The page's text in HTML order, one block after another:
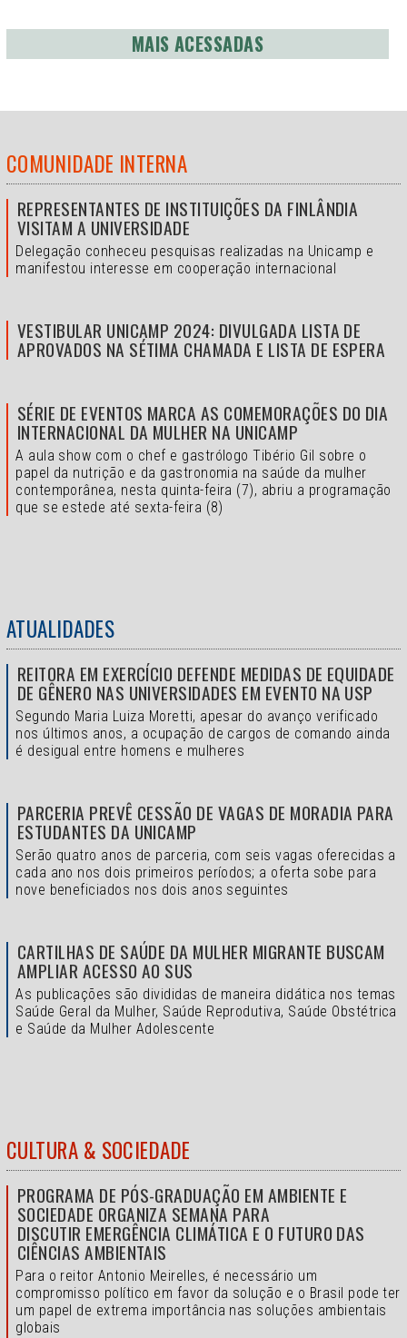
MAIS ACESSADAS
COMUNIDADE INTERNA
REPRESENTANTES DE INSTITUIÇÕES DA FINLÂNDIA
VISITAM A UNIVERSIDADE
Delegação conheceu pesquisas realizadas na Unicamp e
manifestou interesse em cooperação internacional
VESTIBULAR UNICAMP 2024: DIVULGADA LISTA DE
APROVADOS NA SÉTIMA CHAMADA E LISTA DE ESPERA
SÉRIE DE EVENTOS MARCA AS COMEMORAÇÕES DO DIA
INTERNACIONAL DA MULHER NA UNICAMP
A aula show com o chef e gastrólogo Tibério Gil sobre o
papel da nutrição e da gastronomia na saúde da mulher
contemporânea, nesta quinta-feira (7), abriu a programação
que se estede até sexta-feira (8)
ATUALIDADES
REITORA EM EXERCÍCIO DEFENDE MEDIDAS DE EQUIDADE
DE GÊNERO NAS UNIVERSIDADES EM EVENTO NA USP
Segundo Maria Luiza Moretti, apesar do avanço verificado
nos últimos anos, a ocupação de cargos de comando ainda
é desigual entre homens e mulheres
PARCERIA PREVÊ CESSÃO DE VAGAS DE MORADIA PARA
ESTUDANTES DA UNICAMP
Serão quatro anos de parceria, com seis vagas oferecidas a
cada ano nos dois primeiros períodos; a oferta sobe para
nove beneficiados nos dois anos seguintes
CARTILHAS DE SAÚDE DA MULHER MIGRANTE BUSCAM
AMPLIAR ACESSO AO SUS
As publicações são divididas de maneira didática nos temas
Saúde Geral da Mulher, Saúde Reprodutiva, Saúde Obstétrica
e Saúde da Mulher Adolescente
CULTURA & SOCIEDADE
PROGRAMA DE PÓS-GRADUAÇÃO EM AMBIENTE E
SOCIEDADE ORGANIZA SEMANA PARA
DISCUTIR EMERGÊNCIA CLIMÁTICA E O FUTURO DAS
CIÊNCIAS AMBIENTAIS
Para o reitor Antonio Meirelles, é necessário um
compromisso político em favor da solução e o Brasil pode ter
um papel de extrema importância nas soluções ambientais
globais